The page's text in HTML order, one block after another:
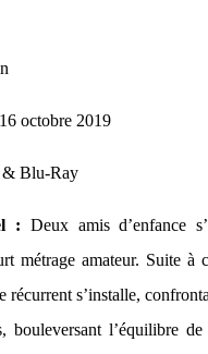
16 octobre 2019
Blu-Ray
: Deux amis d’enfance
métrage amateur. Suite à
récurrent s’installe,
bouleversant l’équilibre